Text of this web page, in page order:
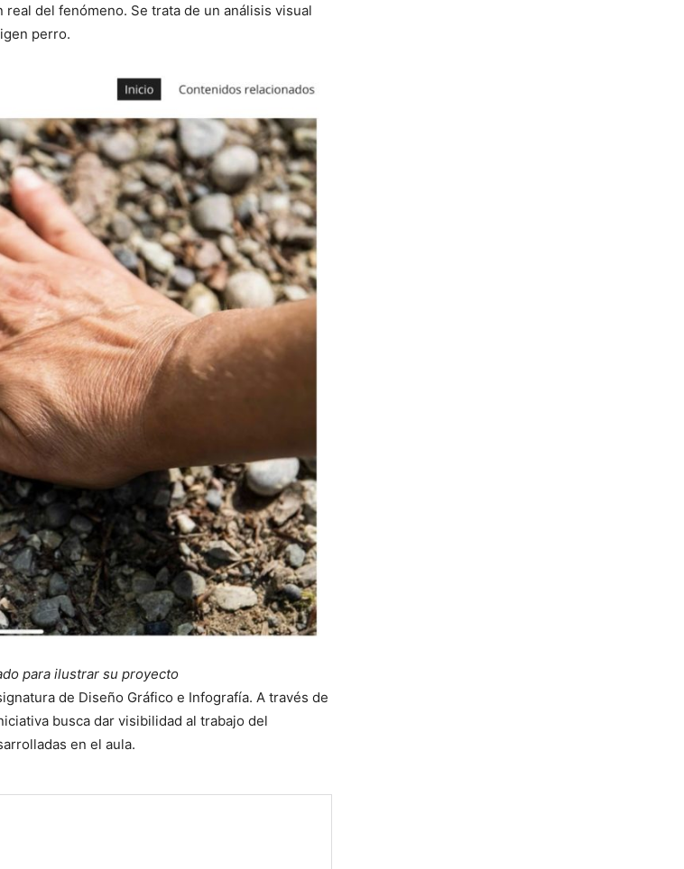
del fenómeno. Se trata de un análisis visual
perro.
para ilustrar su proyecto
de Diseño Gráfico e Infografía. A través de
busca dar visibilidad al trabajo del
en el aula.